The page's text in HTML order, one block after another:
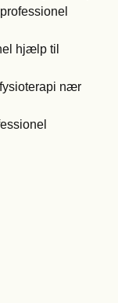
hjælp til
nær